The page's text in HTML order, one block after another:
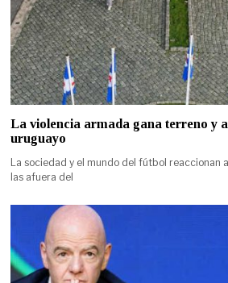
La violencia armada gana terreno y
uruguayo
La sociedad y el mundo del fútbol reaccionan
las afuera del